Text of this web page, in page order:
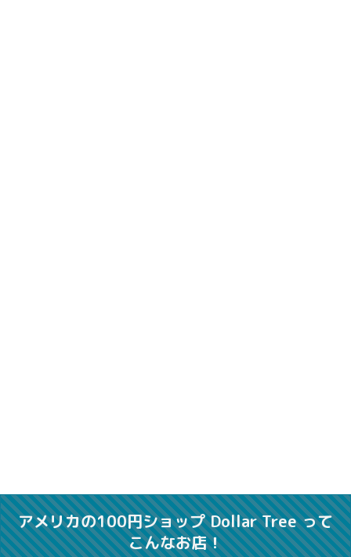
アメリカの100円ショップ Dollar Tree って
こんなお店！